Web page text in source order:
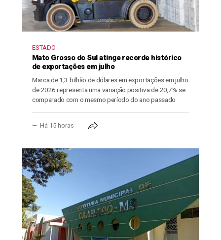
ESTADO
Mato Grosso do Sul atinge recorde histórico
de exportações em julho
Marca de 1,3 bilhão de dólares em exportações em julho
de 2026 representa uma variação positiva de 20,7% se
comparado com o mesmo período do ano passado
Há 15 horas